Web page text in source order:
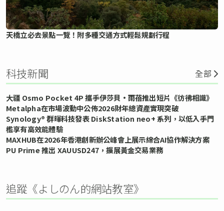
天橋立必去景點一覽！附多種交通方式輕鬆規劃行程
科技新聞 全部
大疆 Osmo Pocket 4P 攜手伊莎貝•雨蓓推出短片《彷彿相識》
Metalpha在市場波動中公佈2026財年總資產實現突破
Synology® 群暉科技發表 DiskStation neo+ 系列，以低入手門
檻享有高效能體驗
MAXHUB在2026年香港創新辦公峰會上展示綜合AI協作解決方案
PU Prime 推出 XAUUSD247，擴展黃金交易業務
追蹤《よしのん的網站教室》